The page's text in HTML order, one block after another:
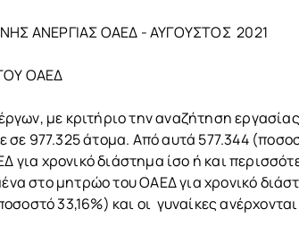
ΑΝΕΡΓΙΑΣ ΟΑΕΔ - ΑΥΓΟΥΣΤΟΣ 2021
ΟΑΕΔ
με κριτήριο την αναζήτηση
σε 977.325 άτομα. Από αυτά 577.344
χρονικό διάστημα ίσο ή και
στο μητρώο του ΟΑΕΔ για χρονικό
33,16%) και οι γυναίκες